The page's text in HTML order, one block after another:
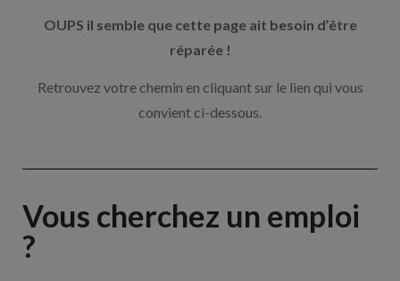
OUPS il semble que cette page ait besoin d’être
réparée !
Retrouvez votre chemin en cliquant sur le lien qui vous
convient ci-dessous.
Vous cherchez un emploi
?